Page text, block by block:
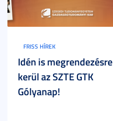
FRISS HÍREK
Idén is megrendezésre
kerül az SZTE GTK
Gólyanap!